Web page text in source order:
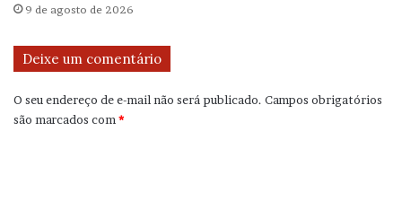
9 de agosto de 2026
Deixe um comentário
O seu endereço de e-mail não será publicado. Campos obrigatórios
são marcados com *